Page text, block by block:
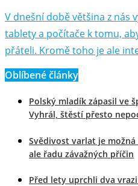
V dnešní době většina z nás
tablety a počítače k tomu,
přáteli. Kromě toho je ale
Oblíbené články
Polský mladík zápasil ve
Vyhrál, štěstí přesto
Svědivost varlat je
ale řadu závažných příčin
Před lety uprchli dva